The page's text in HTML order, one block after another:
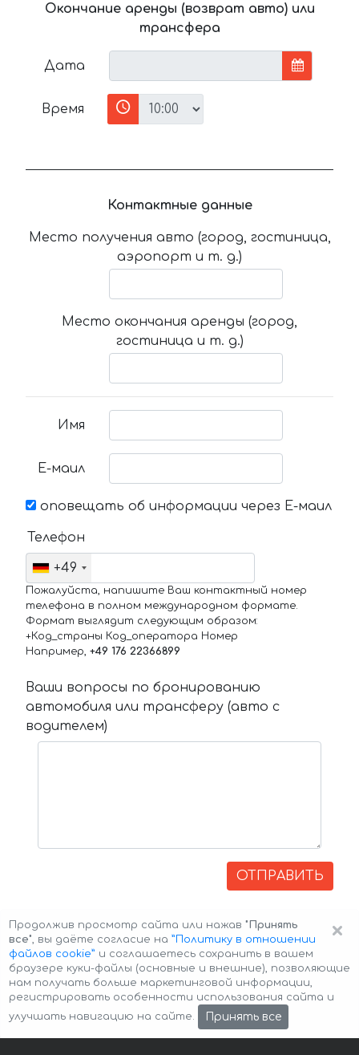
Окончание аренды (возврат авто) или
трансфера
Дата
Время
Контактные данные
Место получения авто (город, гостиница,
аэропорт и т. д.)
Место окончания аренды (город,
гостиница и т. д.)
Имя
Е-маил
оповещать об информации через Е-маил
Телефон
+49
Пожалуйста, напишите Ваш контактный номер
телефона в полном международном формате.
Формат выглядит следующим образом:
+Код_страны Код_оператора Номер
Например, +49 176 22366899
Ваши вопросы по бронированию
автомобиля или трансферу (авто с
водителем)
ОТПРАВИТЬ
Авторские права © 2026 Авто-Аренда Cookie Policy
×
Продолжив просмотр сайта или нажав "Принять
все", вы даёте согласие на ”Политику в отношении
файлов cookie” и соглашаетесь сохранить в вашем
браузере куки-файлы (основные и внешние), позволяющие
нам получать больше маркетинговой информации,
регистрировать особенности использования сайта и
улучшать навигацию на сайте.
Принять все